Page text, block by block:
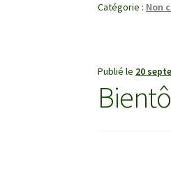
Catégorie : Non
Publié le 20